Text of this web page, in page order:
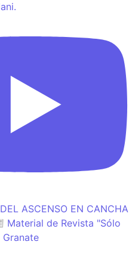
ASCENSO EN CANCHA
Material de Revista "Sólo